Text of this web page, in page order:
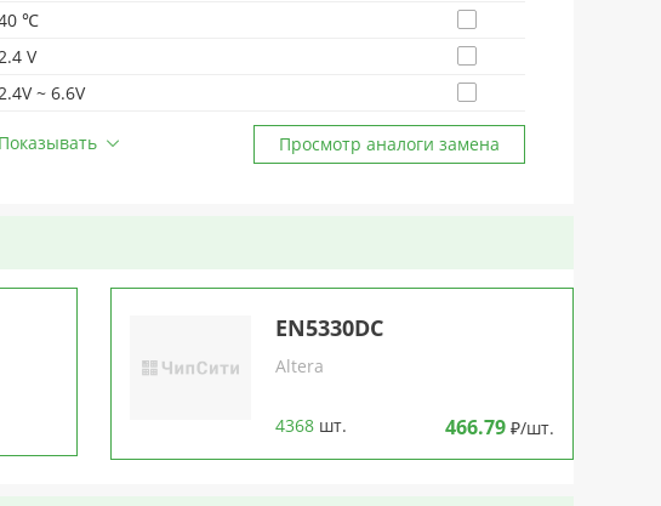
℃
V
~ 6.6V
Показывать Просмотр аналоги замена
EN5330DC
Altera
4368 шт. 466.79 ₽/шт.